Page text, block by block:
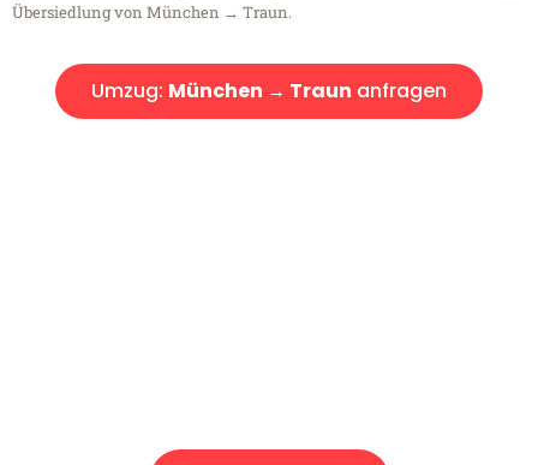
Übersiedlung von München → Traun.
Umzug: München → Traun anfragen